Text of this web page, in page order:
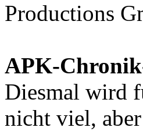
Productions
APK-
Diesmal wird
nicht viel,